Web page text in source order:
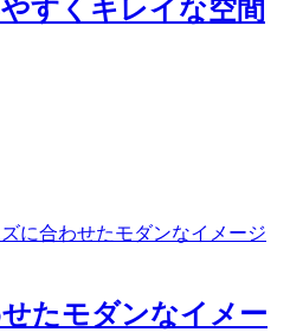
すくキレイな空間
たモダンなイメー